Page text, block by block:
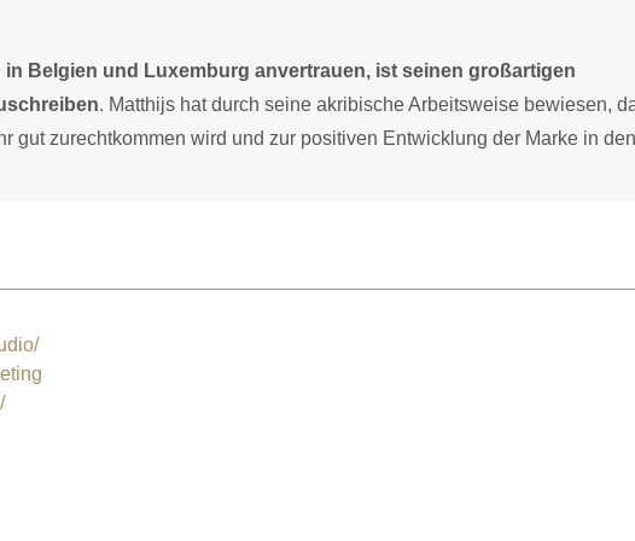
in Belgien und Luxemburg anvertrauen, ist seinen großartigen
. Matthijs hat durch seine akribische Arbeitsweise bewiesen,
gut zurechtkommen wird und zur positiven Entwicklung der Marke in den